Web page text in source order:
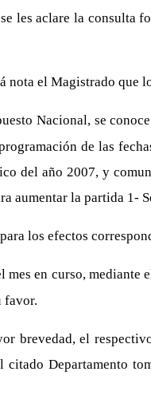
les aclare la
nota el Magistrado que
Nacional, se
de las
del año 2007, y
aumentar la partida 1-
los efectos
en curso,
favor.
brevedad, el
Departamento